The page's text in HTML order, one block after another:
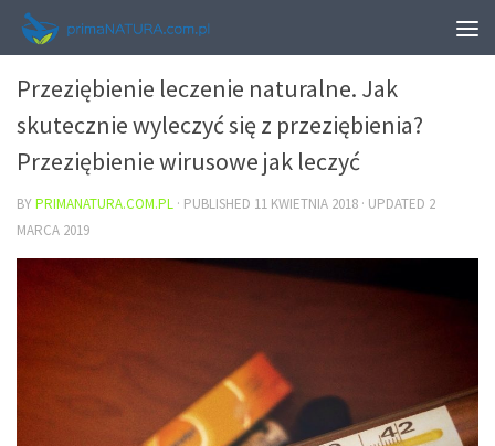
ZDROWIE
Przeziębienie leczenie naturalne. Jak
skutecznie wyleczyć się z przeziębienia?
Przeziębienie wirusowe jak leczyć
BYPRIMANATURA.COM.PL · PUBLISHED 11 KWIETNIA 2018 · UPDATED 2
MARCA 2019